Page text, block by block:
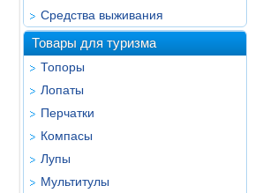
Средства выживания
Товары для туризма
Топоры
Лопаты
Перчатки
Компасы
Лупы
Мультитулы